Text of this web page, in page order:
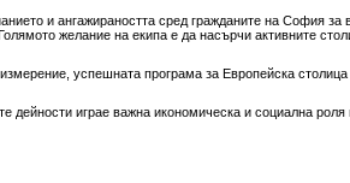
и ангажираността сред гражданите на София
желание на екипа е да насърчи активните
успешната програма за Европейска
дейности играе важна икономическа и социална